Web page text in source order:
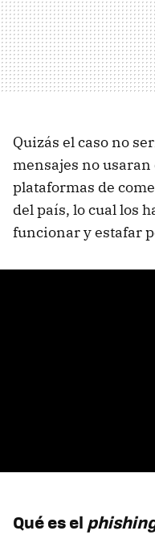
Quizás el caso no
mensajes no
plataformas de
del país, lo cual los
funcionar y estafar
Qué es el